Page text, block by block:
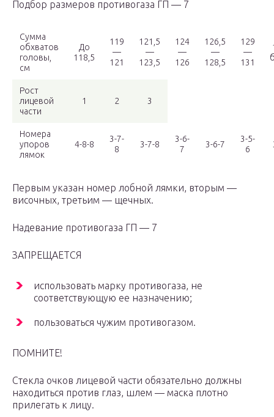
Подбор размеров противогаза ГП — 7
Сумма
обхватов
головы,
см
До
118,5
119
—
121
121,5
—
123,5
124
—
126
126,5
—
128,5
129
—
131
Рост
лицевой
части
1 2 3
Номера
упоров
лямок
4-8-8
3-7-
8
3-7-8
3-6-
7
3-6-7
3-5-
6
Первым указан номер лобной лямки, вторым —
височных, третьим — щечных.
Надевание противогаза ГП — 7
ЗАПРЕЩАЕТСЯ
использовать марку противогаза, не
соответствующую ее назначению;
пользоваться чужим противогазом.
ПОМНИТЕ!
Стекла очков лицевой части обязательно должны
находиться против глаз, шлем — маска плотно
прилегать к лицу.